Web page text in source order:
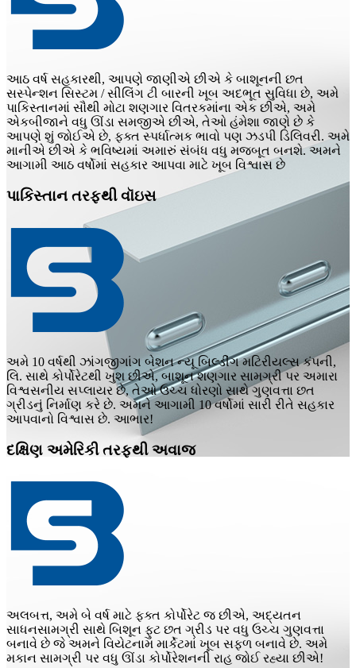
આઠ વર્ષ સહકારથી, આપણે જાણીએ છીએ કે બાશૂનની છત
સસ્પેન્શન સિસ્ટમ / સીલિંગ ટી બારની ખૂબ અદભૂત સુવિધા છે, અમે
પાકિસ્તાનમાં સૌથી મોટા શણગાર વિતરકમાંના એક છીએ, અમે
એકબીજાને વધુ ઊંડા સમજીએ છીએ, તેઓ હંમેશા જાણે છે કે
આપણે શું જોઈએ છે, ફક્ત સ્પર્ધાત્મક ભાવો પણ ઝડપી ડિલિવરી. અમે
માનીએ છીએ કે ભવિષ્યમાં અમારું સંબંધ વધુ મજબૂત બનશે. અમને
આગામી આઠ વર્ષોમાં સહકાર આપવા માટે ખૂબ વિશ્વાસ છે
પાકિસ્તાન તરફથી વૉઇસ
અમે 10 વર્ષથી ઝાંગજીગાંગ બેશન ન્યૂ બિલ્ડીંગ મટિરીયલ્સ કંપની,
લિ. સાથે કોર્પોરેટથી ખુશ છીએ, બાશૂન શણગાર સામગ્રી પર અમારા
વિશ્વસનીય સપ્લાયર છે, તેઓ ઉચ્ચ ધોરણો સાથે ગુણવત્તા છત
ગ્રીડનું નિર્માણ કરે છે. અમને આગામી 10 વર્ષોમાં સારી રીતે સહકાર
આપવાનો વિશ્વાસ છે. આભાર!
દક્ષિણ અમેરિકી તરફથી અવાજ
અલબત્ત, અમે બે વર્ષ માટે ફક્ત કોર્પોરેટ જ છીએ, અદ્યતન
સાધનસામગ્રી સાથે બિશૂન ફુટ છત ગ્રીડ પર વધુ ઉચ્ચ ગુણવત્તા
બનાવે છે જે અમને વિયેટનામ માર્કેટમાં ખૂબ સફળ બનાવે છે. અમે
મકાન સામગ્રી પર વધુ ઊંડા કોર્પોરેશનની રાહ જોઈ રહ્યા છીએ!